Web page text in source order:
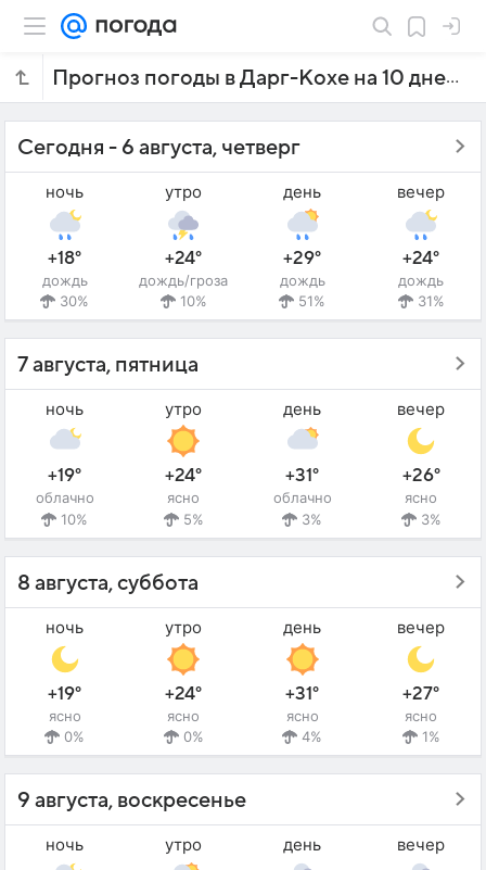
Прогноз погоды в Дарг-Кохе на 10 дней
Сегодня - 6 августа, четверг
ночь
+18°
дождь
30%
утро
+24°
дождь/гроза
10%
день
+29°
дождь
51%
вечер
+24°
дождь
31%
7 августа, пятница
ночь
+19°
облачно
10%
утро
+24°
ясно
5%
день
+31°
облачно
3%
вечер
+26°
ясно
3%
8 августа, суббота
ночь
+19°
ясно
0%
утро
+24°
ясно
0%
день
+31°
ясно
4%
вечер
+27°
ясно
1%
9 августа, воскресенье
ночь утро день вечер